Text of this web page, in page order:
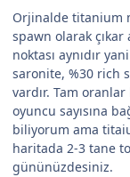
Orjinalde titanium
spawn olarak
noktası aynıdır
saronite, %30 rich
vardır. Tam
oyuncu sayısına
biliyorum ama
haritada 2-3 tane
gününüzdesiniz.